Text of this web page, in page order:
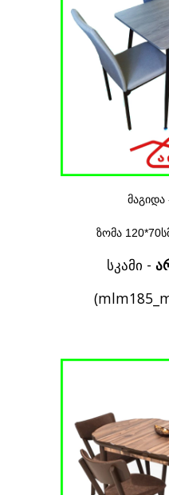
მაგიდა
ზომა
სკამი -